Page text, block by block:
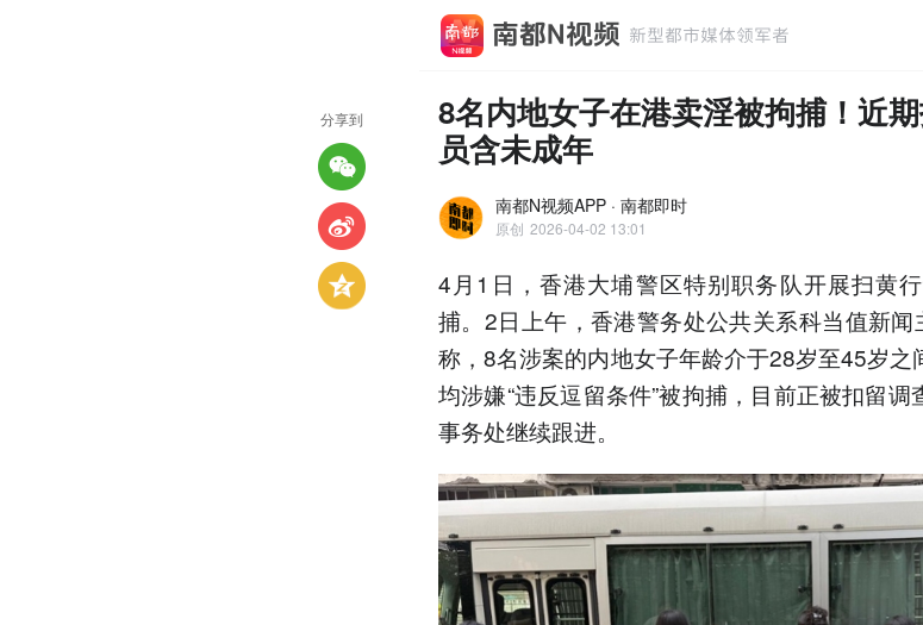
8名内地女子在港卖淫被拘捕！近
员含未成年
南都N视频APP · 南都即时
原创 2026-04-02 13:01
4月1日，香港大埔警区特别职务队开展扫黄
捕。2日上午，香港警务处公共关系科当值新
称，8名涉案的内地女子年龄介于28岁至45岁之
均涉嫌“违反逗留条件”被拘捕，目前正被扣留
事务处继续跟进。
分享到